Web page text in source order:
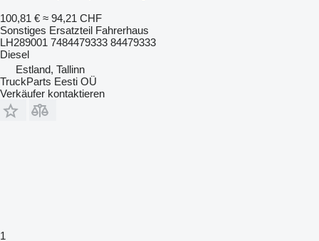
100,81 € ≈ 94,21 CHF
Sonstiges Ersatzteil Fahrerhaus
LH289001 7484479333 84479333
Diesel
Estland, Tallinn
TruckParts Eesti OÜ
Verkäufer kontaktieren
1